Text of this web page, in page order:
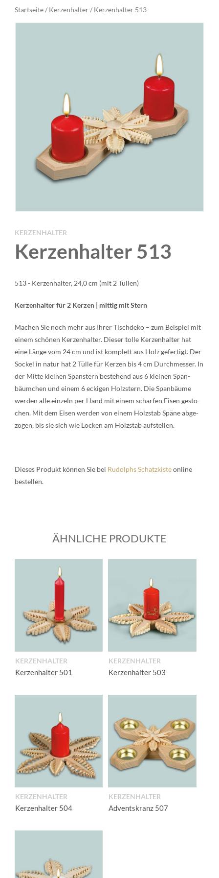
Startseite/ Kerzenhalter/ Kerzenhalter 513
KERZENHALTER
Kerzenhalter 513
513 - Kerzenhalter, 24,0 cm (mit 2 Tüllen)
Ker­zen­hal­ter für 2 Ker­zen | mit­tig mit Stern
Machen Sie noch mehr aus Ihrer Tisch­de­ko – zum Bei­spiel mit
einem schö­nen Ker­zen­hal­ter. Die­ser tol­le Ker­zen­hal­ter hat
eine Län­ge vom 24 cm und ist kom­plett aus Holz gefer­tigt. Der
Sockel in natur hat 2 Tül­le für Ker­zen bis 4 cm Durch­mes­ser. In
der Mit­te klei­nen Spans­tern bestehend aus 6 klei­nen Span­
bäum­chen und einem 6 ecki­gen Holzstern. Die Span­bäu­me
wer­den alle ein­zeln per Hand mit einem schar­fen Eisen gesto­
chen. Mit dem Eisen wer­den von einem Holz­stab Spä­ne abge­
zo­gen, bis sie sich wie Locken am Holz­stab auf­stel­len.
Die­ses Pro­dukt kön­nen Sie bei Rudolphs Schatz­kis­teonline
bestel­len.
ÄHNLICHE PRODUKTE
KERZENHALTER
Kerzenhalter 501
KERZENHALTER
Kerzenhalter 503
KERZENHALTER
Kerzenhalter 504
KERZENHALTER
Adventskranz 507